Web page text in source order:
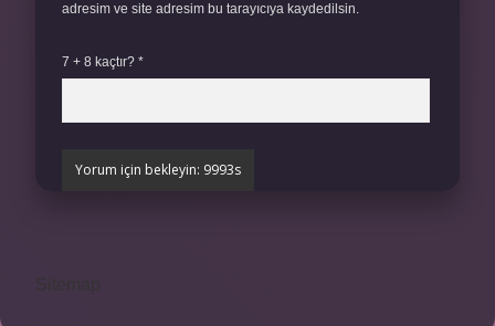
adresim ve site adresim bu tarayıcıya kaydedilsin.
7 + 8 kaçtır? *